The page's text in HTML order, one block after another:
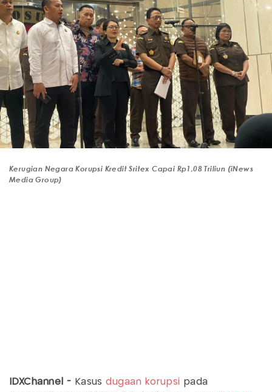
Kerugian Negara Korupsi Kredit Sritex Capai Rp1,08 Triliun (iNews
Media Group)
IDXChannel - Kasusdugaan korupsi pada